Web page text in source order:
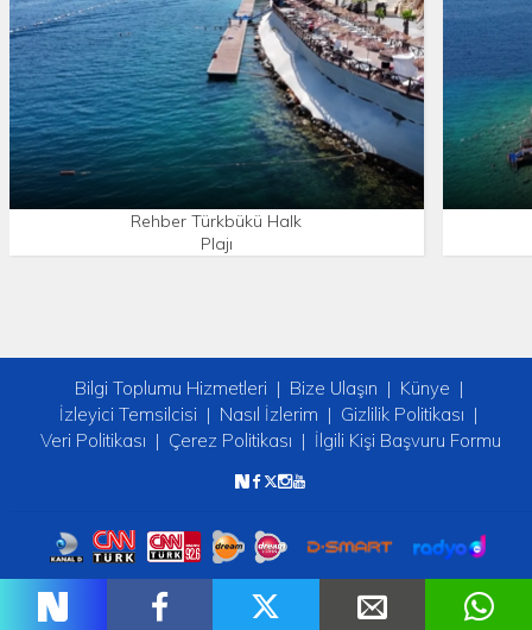
Rehber Türkbükü Halk
Plajı
Bilgi Toplumu Hizmetleri Bize Ulaşın
Künye
İzleyici Temsilcisi
Nasıl İzlerim
Gizlilik Politikası
Veri Politikası
Çerez Politikası İlgili Kişi Başvuru Formu